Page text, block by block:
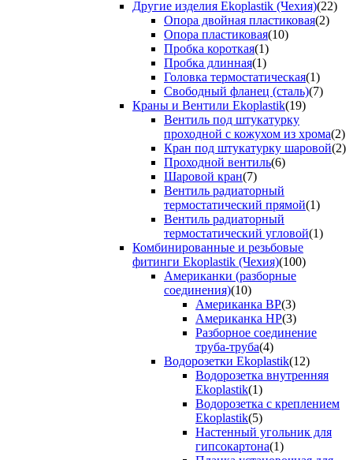
Другие изделия Ekoplastik (Чехия)(22)
Опора двойная пластиковая(2)
Опора пластиковая(10)
Пробка короткая(1)
Пробка длинная(1)
Головка термостатическая(1)
Свободный фланец (сталь)(7)
Краны и Вентили Ekoplastik(19)
Вентиль под штукатурку
проходной с кожухом из хрома(2)
Кран под штукатурку шаровой(2)
Проходной вентиль(6)
Шаровой кран(7)
Вентиль радиаторный
термостатический прямой(1)
Вентиль радиаторный
термостатический угловой(1)
Комбинированные и резьбовые
фитинги Ekoplastik (Чехия)(100)
Американки (разборные
соединения)(10)
Американка ВР(3)
Американка НР(3)
Разборное соединение
труба-труба(4)
Водорозетки Ekoplastik(12)
Водорозетка внутренняя
Ekoplastik(1)
Водорозетка с креплением
Ekoplastik(5)
Настенный угольник для
гипсокартона(1)